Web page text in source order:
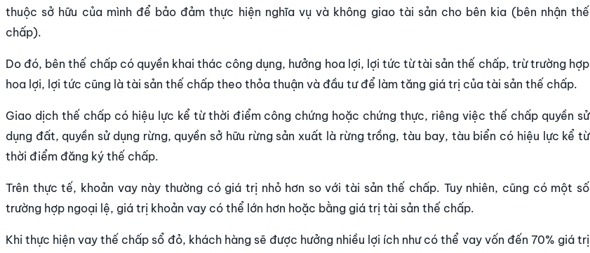
thuộc sở hữu của mình để bảo đảm thực hiện nghĩa vụ và không giao tài sản cho bên kia (bên nhận thế
chấp).
Do đó, bên thế chấp có quyền khai thác công dụng, hưởng hoa lợi, lợi tức từ tài sản thế chấp, trừ trường hợp
hoa lợi, lợi tức cũng là tài sản thế chấp theo thỏa thuận và đầu tư để làm tăng giá trị của tài sản thế chấp.
Giao dịch thế chấp có hiệu lực kể từ thời điểm công chứng hoặc chứng thực, riêng việc thế chấp quyền sử
dụng đất, quyền sử dụng rừng, quyền sở hữu rừng sản xuất là rừng trồng, tàu bay, tàu biển có hiệu lực kể từ
thời điểm đăng ký thế chấp.
Trên thực tế, khoản vay này thường có giá trị nhỏ hơn so với tài sản thế chấp. Tuy nhiên, cũng có một số
trường hợp ngoại lệ, giá trị khoản vay có thể lớn hơn hoặc bằng giá trị tài sản thế chấp.
Khi thực hiện vay thế chấp sổ đỏ, khách hàng sẽ được hưởng nhiều lợi ích như có thể vay vốn đến 70% giá trị